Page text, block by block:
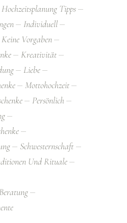
Hochzeitsplanung Tipps
Individuell
Keine Vorgaben
Kreativität
Liebe
Mottohochzeit
Persönlich
Schwesternschaft
Und Rituale